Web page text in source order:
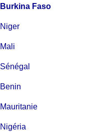
Burkina Faso
Niger
Mali
Sénégal
Benin
Mauritanie
Nigéria